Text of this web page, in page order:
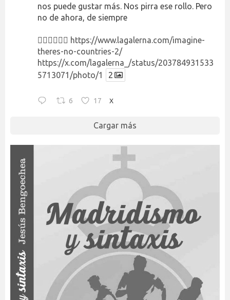
nos puede gustar más. Nos pirra ese rollo. Pero
no de ahora, de siempre
👉🏻👉🏻👉🏻 https://www.lagalerna.com/imagine-
theres-no-countries-2/
https://x.com/lagalerna_/status/203784931533
5713071/photo/1
2
6 17 X
Cargar más